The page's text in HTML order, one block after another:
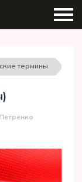
термины